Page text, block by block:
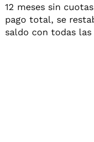
12 meses sin
pago total, se
saldo con todas